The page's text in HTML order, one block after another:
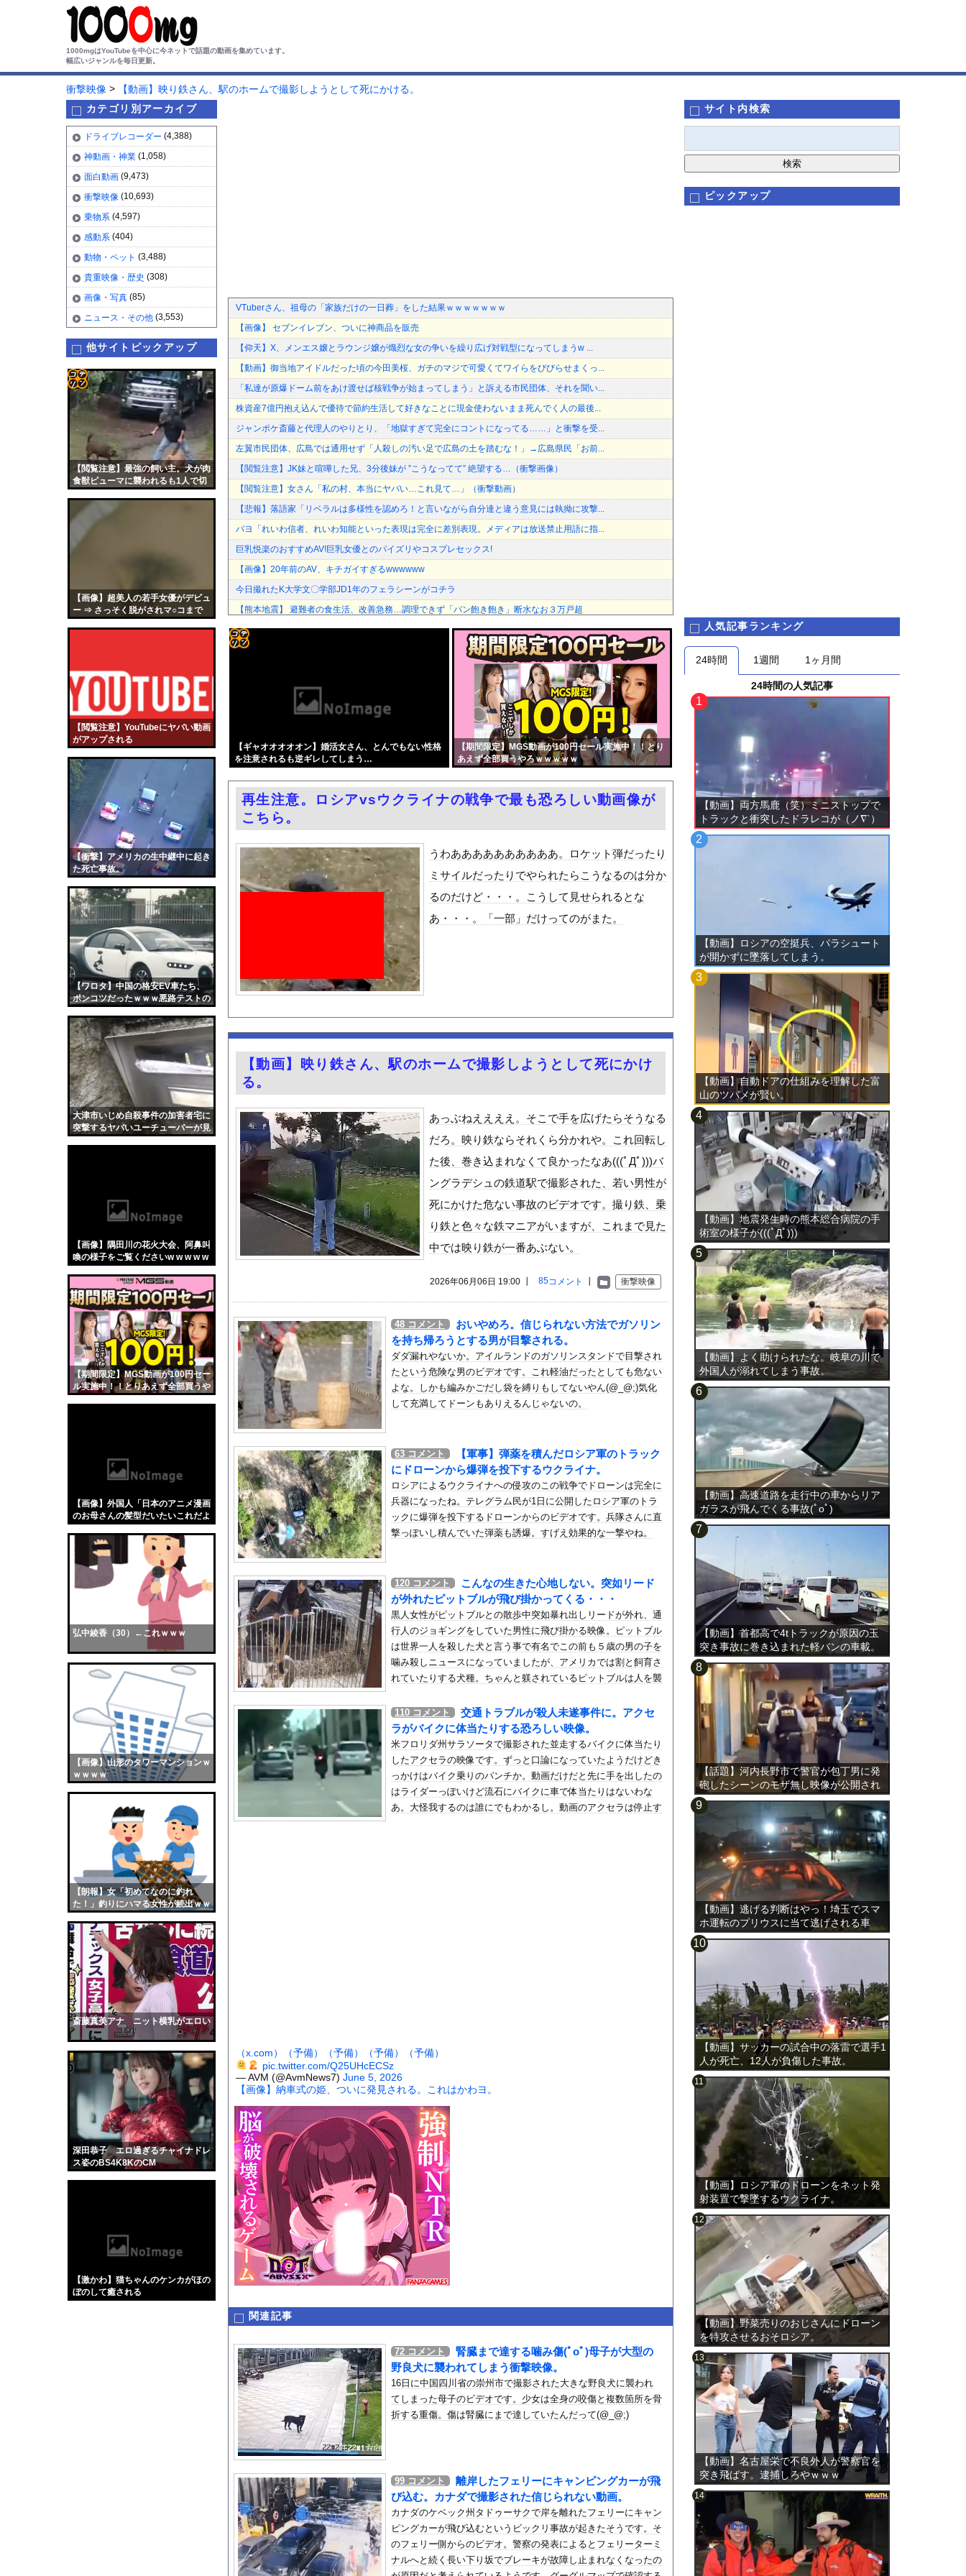
1000mgはYouTubeを中心に今ネットで話題の動画を集めています。
幅広いジャンルを毎日更新。
衝撃映像 >
【動画】映り鉄さん、駅のホームで撮影しようとして死にかける。
カテゴリ別アーカイブ
ドライブレコーダー (4,388)
神動画・神業 (1,058)
面白動画 (9,473)
衝撃映像 (10,693)
乗物系 (4,597)
感動系 (404)
動物・ペット (3,488)
貴重映像・歴史 (308)
画像・写真 (85)
ニュース・その他 (3,553)
他サイトピックアップ
【閲覧注意】最強の飼い主。犬が肉
食獣ピューマに襲われるも1人で切
【画像】超美人の若手女優がデビュ
ー ⇒ さっそく脱がされマ○コまで
【閲覧注意】YouTubeにヤバい動画
がアップされる
【衝撃】アメリカの生中継中に起き
た死亡事故。
【ワロタ】中国の格安EV車たち、
ポンコツだったｗｗｗ悪路テストの
大津市いじめ自殺事件の加害者宅に
突撃するヤバいユーチューバーが見
【画像】隅田川の花火大会、阿鼻叫
喚の様子をご覧くださいw w w w w
【期間限定】MGS動画が100円セー
ル実施中！！とりあえず全部買うや
【画像】外国人「日本のアニメ漫画
のお母さんの髪型だいたいこれだよ
w w w w w w w w
弘中綾香（30）←これｗｗｗ
【画像】山形のタワーマンションｗ
ｗｗｗｗ
【朗報】女「初めてなのに釣れ
た！」釣りにハマる女性が続出ｗｗ
斎藤真美アナ ニット横乳がエロい
深田恭子 エロ過ぎるチャイナドレ
ス姿のBS4K8KのCM
【激かわ】猫ちゃんのケンカがほの
ぼのして癒される
コテ
定リ
ンク
自動
更新
ツー
VTuberさん、祖母の「家族だけの一日葬」をした結果ｗｗｗｗｗｗｗ
【画像】 セブンイレブン、ついに神商品を販売
【仰天】X、メンエス嬢とラウンジ嬢が熾烈な女の争いを繰り広げ対戦型になってしまうw ...
【動画】御当地アイドルだった頃の今田美桜、ガチのマジで可愛くてワイらをびびらせまくっ...
「私達が原爆ドーム前をあけ渡せば核戦争が始まってしまう」と訴える市民団体、それを聞い...
株資産7億円抱え込んで優待で節約生活して好きなことに現金使わないまま死んでく人の最後...
ジャンポケ斎藤と代理人のやりとり、「地獄すぎて完全にコントになってる……」と衝撃を受...
左翼市民団体、広島では通用せず「人殺しの汚い足で広島の土を踏むな！」→広島県民「お前...
【閲覧注意】JK妹と喧嘩した兄、3分後妹が ”こうなってて” 絶望する…（衝撃画像）
【閲覧注意】女さん「私の村、本当にヤバい…これ見て…」（衝撃動画）
【悲報】落語家「リベラルは多様性を認めろ！と言いながら自分達と違う意見には執拗に攻撃...
パヨ「れいわ信者、れいわ知能といった表現は完全に差別表現。メディアは放送禁止用語に指...
巨乳悦楽のおすすめAV!巨乳女優とのパイズリやコスプレセックス!
【画像】20年前のAV、キチガイすぎるwwwwww
今日撮れたK大学文〇学部JD1年のフェラシーンがコチラ
【熊本地震】 避難者の食生活、改善急務…調理できず「パン飽き飽き」断水なお３万戸超
高市の消費税減税ちょっとひどいわ他
防衛費、過去最大の8.9兆円へ →政府「最終的に10兆円規模になる可能性」
熊本県知事の要請をガン無視したTBS、避難所に取材班が押し入ってプライバシーに全く配...
なぜプーチンはウクライナ侵攻をやめられないのか？！
【画像】ハンターハンターさん、ガチで最強の新能力を登場させてしまうｗｗｗｗｗｗｗ
共産党「熊本地震救援募金のお願いをしていたところ、中指を立てられました。嫌がらせ酷い...
【画像】秋葉原で大量のメイド＆巫女たちがぶっかけ祭ｗｗｗｗｗｗｗｗｗｗｗ
【サッカー】韓国サッカー協会、性接待疑惑 日本人審判も含まれると報道 「Jリーグの審...
【悲報】FIFA会長、UEFAが許してくれなくて詰む・・・
【動画】女子アナさん、ノーブラでうっかり衣装から乳首が透けてしまう放送事故ｗｗｗ
1.7kmの間何度も何度も 煽り追突
お前らがメイドイン韓国で認めてるもの 「キムチ」あと3つは？
中国「大洪水！」三峡ダム「9門開放！（全力放流」中国都市「三峡沿線の道路水没」中国政...
職場の人妻と不倫をして、ついに、、、
韓国国会、サッカー前代表監督を追及「なぜ負けたのか」
日本旅行キャンセルすべきか…1万年ぶり史上最大級の火山の兆し＝韓国の反応
うちのネコが目の前にいた。私が上に物を投げるフリをする → 猫はこうなります…
【画像】恋する女さん、ネット民が驚愕する大変身を遂げてしまう←コレは凄過ぎるw w ...
ラーメン屋でラストオーダー5分前に入店するの迷惑？
後呂有紗アナ 骨盤ストレッチで胸がくっきり！！
【動画】移民受け入れ派のパヨおば、自分の家に来られたら全力で拒否るｗｗｗｗｗｗｗｗｗ...
言うほどスーパーカブって良いバイクか？
【画像】サイバーコネクトツーの松山氏、JUMP公式にブロックされる・・・
【動画】女の子が一瞬でメロつく男がコレｗｗｗｗｗｗｗｗｗｗ
グラドル後藤まつりと至近距離でイチャイチャできる新作イメビが出たぞ！
『悪役令嬢転生おじさん』6話感想 モブ令嬢に絡まれるアンナ！
今の時期 河口で釣れる美味い魚教えて
【Xの車窓から】オービスかと思ったら野生の炊飯器で草 ほか
【ポロリ悲話】ネットで拡散してるおっぱいポロリ動画、何故か叩かれる・・・
【衝撃】「かわいい虫」ランキング、ついに発表される
日本代表FW前田大然がイプスウィッチ・タウンへ移籍決定！プレミアリーグ初挑戦
英国人「ようこそ」冨安健洋、クリスタルパレス加入が決定的に！メディカル検査をパス！現...
【悲報】 中国、橋の欄干が強風一発で粉々に 鉄筋ゼロ 当局「接着剤でくっつけただけ」...
【衝撃】「ガンダムシリーズ史上1番不人気だと思う主人公」がこちらｗｗｗｗこの主人公は...
おすすめのG-SHOCK教えろ。それ買う。ちな現場仕事
【J2第1節 八戸×富山】八戸が記念すべきJ2初勝利！佐藤祐太の無回転ミドル＆ドライ...
高市の消費税減税ちょっとひどいわ他
【西武対ソフトバンク19回戦】西武がソフトバンクに逆転勝ちで2位浮上！連敗は3でスト...
韓国人「韓国サッカー協会の性接待報道、海外でも大騒ぎに・・・2002年W杯4強の記録...
海外「日本なんて行くんじゃなかった…」 日本を知ってしまったディズニー信者、帰国後『...
この前森に行ったらちっちゃいウリボー見つけた
【日向坂46】今回はお手頃価格？日向坂46とBEAMSのコラボが決定！！
海外「全部日本の真似だったのか…」 日本の普通のテレビ番組が最新SNSの数十年先を行...
海外「日本が正しい！」優しい日本人に甘える外国人に海外が大騒ぎ
PTA会長「PTA参加拒否した親へ最終警告。こうなってもいい？」
【画像】おまえらくんの机がこの女の子の椅子にされてたらｗｗｗ
【画像】この女優さん、可愛すぎる
【朗報】齋藤飛鳥、前屈みで完全に見えてる動画が拡散されてしまう…
海外「日本よ、お前がナンバーワンだ」 熊本地震直後の日本の対応のスピードに世界が衝撃
勇気を出して白人美女にチン凸したアジア人短小男
、爆笑されてしまうｗｗｗ
10年もの間浮気してた嫁。まさかと思い長男のDNA鑑定をするがいいな？と問うと、元嫁...
ウクライナ侵攻以降、ロシア軍兵士のHIV感染が2000％急増…ウクライナメディア！
【配信者】「金バエ」のSNS更新が1週間途絶え、様々な憶測が飛び交う。1週間ぶりの投...
【画像】女の子「危機管理フォーーーーム！！！」
【闇】ブラック教師の5割以上「ストレスの原因、第一位がこれ」
【動画】ヒョウ2頭が木に登って激しい戦い
道路脇で男性が缶切断していたドラム缶が爆発
【黒歴史】こういう昔の大学ヤリサーの流出エロ動画（顔出し）が一番抜ける
韓国人「安貞桓が韓国代表に激怒！『惨憺たる結果、徹底的な刷新が必要だ』と監督や協会を...
ケンタッキーとか言う唐揚げ屋ｗｗｗｗｗ
【画像】このAVが性癖ブッ刺さりで精子ドクドク作られるわｗｗｗｗ
【悲報】味噌ラーメンで行列、出来ない
【中国】男の子が爆竹に点火 マンホールが爆発しふた吹き飛ぶ
【画像】伊藤舞雪とかいうＡＶ女優ｗｗｗｗｗｗｗｗｗｗw
【緊急】肛門にスティックのり入れたけど出てこないの！！
【動画】タイのティパンコーン王子が日本人女性とデートか？
Powered by livedoor 相互RSS
このページは
1000mg
が管理しています。 RSS設定 更新順130件まで。それ以降の古いものは表
示されません。
【ギャオオオオオン】婚活女さん、とんでもない性格
を注意されるも逆ギレしてしまう…
【期間限定】MGS動画が100円セール実施中！！とり
あえず全部買うやろｗｗｗｗｗ
自動
更新
ツー再生注意。ロシアvsウクライナの戦争で最も恐ろしい動画像が
こちら。
うわああああああああああ。ロケット弾だったり
ミサイルだったりでやられたらこうなるのは分か
るのだけど・・・。こうして見せられるとな
あ・・・。「一部」だけってのがまた。
【動画】映り鉄さん、駅のホームで撮影しようとして死にかけ
る。
あっぶねええええ。そこで手を広げたらそうなる
だろ。映り鉄ならそれくら分かれや。これ回転し
た後、巻き込まれなくて良かったなあ(((ﾟДﾟ)))バ
ングラデシュの鉄道駅で撮影された、若い男性が
死にかけた危ない事故のビデオです。撮り鉄、乗
り鉄と色々な鉄マニアがいますが、これまで見た
中では映り鉄が一番あぶない。
衝撃映像
85コメント
2026年06月06日 19:00 ┃
48 コメント
おいやめろ。信じられない方法でガソリン
を持ち帰ろうとする男が目撃される。
ダダ漏れやないか。アイルランドのガソリンスタンドで目撃され
たという危険な男のビデオです。これ軽油だったとしても危ない
よな。しかも編みかごだし袋を縛りもしてないやん(@_@;)気化
して充満してドーンもありえるんじゃないの。
63 コメント
【軍事】弾薬を積んだロシア軍のトラック
にドローンから爆弾を投下するウクライナ。
ロシアによるウクライナへの侵攻のこの戦争でドローンは完全に
兵器になったね。テレグラム民が1日に公開したロシア軍のトラ
ックに爆弾を投下するドローンからのビデオです。兵隊さんに直
撃っぽいし積んでいた弾薬も誘爆。すげえ効果的な一撃やね。
120 コメント
こんなの生きた心地しない。突如リード
が外れたピットブルが飛び掛かってくる・・・
黒人女性がピットブルとの散歩中突如暴れ出しリードが外れ、通
行人のジョギングをしていた男性に飛び掛かる映像。ピットブル
は世界一人を殺した犬と言う事で有名でこの前も５歳の男の子を
噛み殺しニュースになっていましたが、アメリカでは割と飼育さ
れていたりする犬種。ちゃんと躾されているピットブルは人を襲
ないのってくらいこの犬種が原因のニュースが多いですね(°_°)
110 コメント
交通トラブルが殺人未遂事件に。アクセ
ラがバイクに体当たりする恐ろしい映像。
米フロリダ州サラソータで撮影された並走するバイクに体当たり
したアクセラの映像です。ずっと口論になっていたようだけどき
っかけはバイク乗りのパンチか。動画だけだと先に手を出したの
はライダーっぽいけど流石にバイクに車で体当たりはないわな
あ。大怪我するのは誰にでもわかるし。動画のアクセラは停止す
（x.com） （予備） （予備） （予備）
（予備）
pic.twitter.com/Q25UHcECSz
— AVM (@AvmNews7) June 5, 2026
【画像】納車式の姫、ついに発見される。これはかわヨ。
関連記事
72 コメント
腎臓まで達する噛み傷(ﾟoﾟ)母子が大型の
野良犬に襲われてしまう衝撃映像。
16日に中国四川省の崇州市で撮影された大きな野良犬に襲われ
てしまった母子のビデオです。少女は全身の咬傷と複数箇所を骨
折する重傷。傷は腎臓にまで達していたんだって(@_@;)
99 コメント
離岸したフェリーにキャンピングカーが飛
び込む。カナダで撮影された信じられない動画。
カナダのケベック州タドゥーサクで岸を離れたフェリーにキャン
ピングカーが飛び込むというビックリ事故が起きたそうです。そ
のフェリー側からのビデオ。警察の発表によるとフェリーターミ
ナルへと続く長い下り坂でブレーキが故障し止まれなくなったの
サイト内検索
ピックアップ
人気記事ランキング
24時間 1週間 1ヶ月間
24時間の人気記事
【動画】両方馬鹿（笑）ミニストップで
トラックと衝突したドラレコが（ノ∇`）
【動画】ロシアの空挺兵、パラシュート
が開かずに墜落してしまう。
【動画】自動ドアの仕組みを理解した富
山のツバメが賢い。
【動画】地震発生時の熊本総合病院の手
術室の様子が(((ﾟДﾟ)))
【動画】よく助けられたな。岐阜の川で
外国人が溺れてしまう事故。
【動画】高速道路を走行中の車からリア
ガラスが飛んでくる事故(ﾟoﾟ)
【動画】首都高で4tトラックが原因の玉
突き事故に巻き込まれた軽バンの車載。
【話題】河内長野市で警官が包丁男に発
砲したシーンのモザ無し映像が公開され
る。
【動画】逃げる判断はやっ！埼玉でスマ
ホ運転のプリウスに当て逃げされる車
載。
【動画】サッカーの試合中の落雷で選手1
人が死亡、12人が負傷した事故。
【動画】ロシア軍のドローンをネット発
射装置で撃墜するウクライナ。
【動画】野菜売りのおじさんにドローン
を特攻させるおそロシア。
【動画】名古屋栄で不良外人が警察官を
突き飛ばす。逮捕しろやｗｗｗ